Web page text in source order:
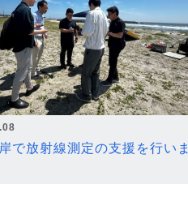
で放射線測定の支援を行いま